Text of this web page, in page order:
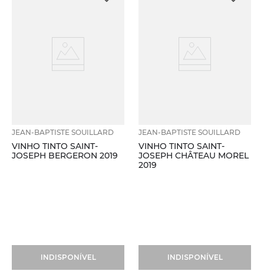
JEAN-BAPTISTE SOUILLARD
VINHO TINTO SAINT-
JOSEPH BERGERON 2019
INDISPONÍVEL
JEAN-BAPTISTE SOUILLARD
VINHO TINTO SAINT-
JOSEPH CHÂTEAU MOREL
2019
INDISPONÍVEL